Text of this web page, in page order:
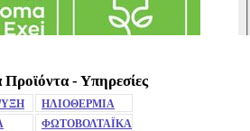
- Υπηρεσίες
ΗΛΙΟΘΕΡΜΙΑ
ΦΩΤΟΒΟΛΤΑΪΚΑ